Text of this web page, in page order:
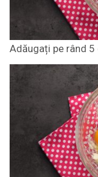
Adăugați pe rând